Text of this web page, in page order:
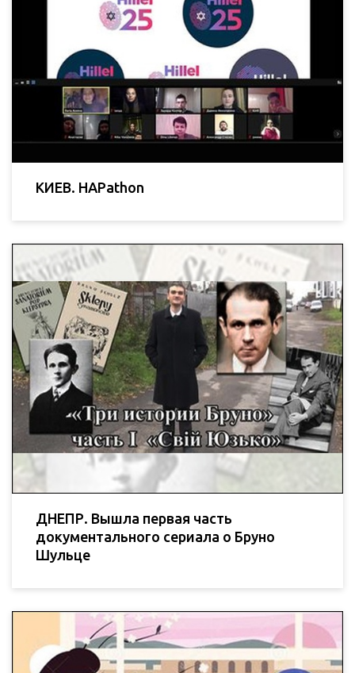
КИЕВ. HAPathon
ДНЕПР. Вышла первая часть
документального сериала о Бруно
Шульце